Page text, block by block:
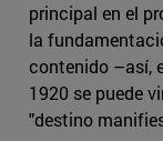
principal en el
la
contenido –así,
1920 se puede
"destino